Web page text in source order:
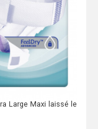
Large Maxi laissé le